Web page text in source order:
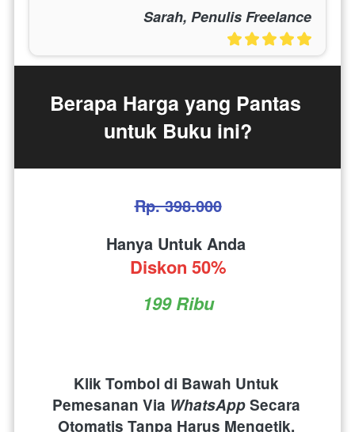
Sarah, Penulis Freelance
Berapa Harga yang Pantas
untuk Buku ini?
Rp. 398.000
Hanya Untuk Anda
Diskon 50%
199 Ribu
Klik Tombol di Bawah Untuk
Pemesanan Via WhatsApp Secara
Otomatis Tanpa Harus Mengetik.